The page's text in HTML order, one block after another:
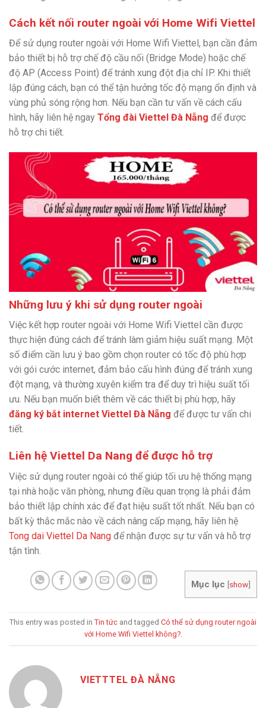
Cách kết nối router ngoài với Home Wifi Viettel
Để sử dụng router ngoài với Home Wifi Viettel, bạn cần đảm
bảo thiết bị hỗ trợ chế độ cầu nối (Bridge Mode) hoặc chế
độ AP (Access Point) để tránh xung đột địa chỉ IP. Khi thiết
lập đúng cách, bạn có thể tận hưởng tốc độ mạng ổn định và
vùng phủ sóng rộng hơn. Nếu bạn cần tư vấn về cách cấu
hình, hãy liên hệ ngay Tổng đài Viettel Đà Nẵng để được
hỗ trợ chi tiết.
Những lưu ý khi sử dụng router ngoài
Việc kết hợp router ngoài với Home Wifi Viettel cần được
thực hiện đúng cách để tránh làm giảm hiệu suất mạng. Một
số điểm cần lưu ý bao gồm chọn router có tốc độ phù hợp
với gói cước internet, đảm bảo cấu hình đúng để tránh xung
đột mạng, và thường xuyên kiểm tra để duy trì hiệu suất tối
ưu. Nếu bạn muốn biết thêm về các thiết bị phù hợp, hãy
đăng ký bắt internet Viettel Đà Nẵng để được tư vấn chi
tiết.
Liên hệ Viettel Da Nang để được hỗ trợ
Việc sử dụng router ngoài có thể giúp tối ưu hệ thống mạng
tại nhà hoặc văn phòng, nhưng điều quan trọng là phải đảm
bảo thiết lập chính xác để đạt hiệu suất tốt nhất. Nếu bạn có
bất kỳ thắc mắc nào về cách nâng cấp mạng, hãy liên hệ
Tong dai Viettel Da Nang để nhận được sự tư vấn và hỗ trợ
tận tình.
Mục lục [show]
This entry was posted in Tin tức and tagged Có thể sử dụng router ngoài
với Home Wifi Viettel không?.
VIETTTEL ĐÀ NẴNG